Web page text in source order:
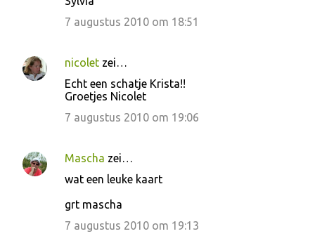
7 augustus 2010 om 18:51
nicolet zei…
Echt een schatje Krista!!
Groetjes Nicolet
7 augustus 2010 om 19:06
Mascha zei…
wat een leuke kaart
grt mascha
7 augustus 2010 om 19:13